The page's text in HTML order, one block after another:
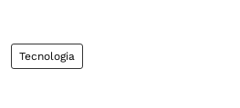
Tecnologia